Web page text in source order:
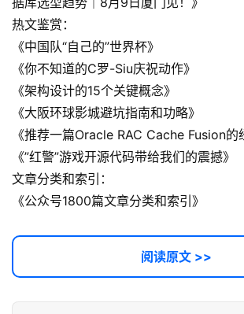
A
I
提
示
词
开
源
代
码
热文鉴赏：
《中国队“自己的”世界杯》
《你不知道的C罗-Siu庆祝动作》
《架构设计的15个关键概念》
《大阪环球影城避坑指南和功略》
《推荐一篇Oracle RAC Cache Fusion的
《”红警”游戏开源代码带给我们的震撼》
文章分类和索引：
《公众号1800篇文章分类和索引》
阅读原文 >>